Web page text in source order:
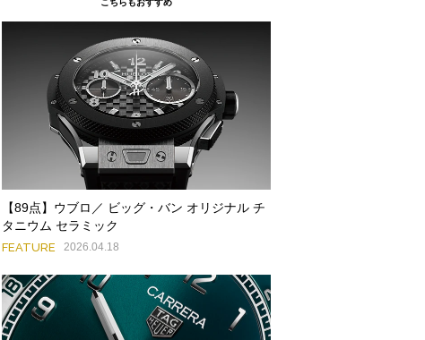
こちらもおすすめ
【89点】ウブロ／ ビッグ・バン オリジナル チ
タニウム セラミック
FEATURE 2026.04.18